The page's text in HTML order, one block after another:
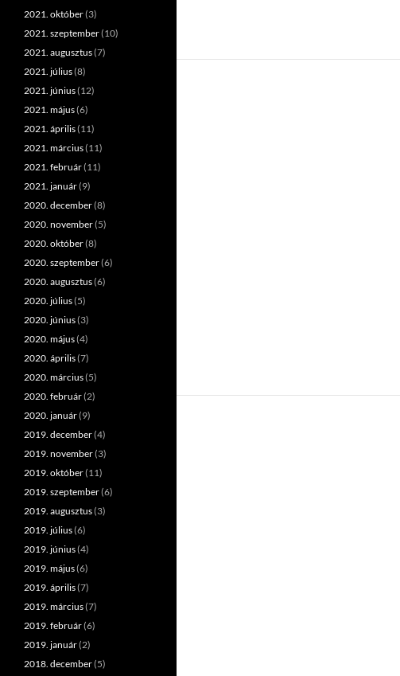
2021. október(3)
2021. szeptember(10)
2021. augusztus(7)
2021. július(8)
2021. június(12)
2021. május(6)
2021. április(11)
2021. március(11)
2021. február(11)
2021. január(9)
2020. december(8)
2020. november(5)
2020. október(8)
2020. szeptember(6)
2020. augusztus(6)
2020. július(5)
2020. június(3)
2020. május(4)
2020. április(7)
2020. március(5)
2020. február(2)
2020. január(9)
2019. december(4)
2019. november(3)
2019. október(11)
2019. szeptember(6)
2019. augusztus(3)
2019. július(6)
2019. június(4)
2019. május(6)
2019. április(7)
2019. március(7)
2019. február(6)
2019. január(2)
2018. december(5)